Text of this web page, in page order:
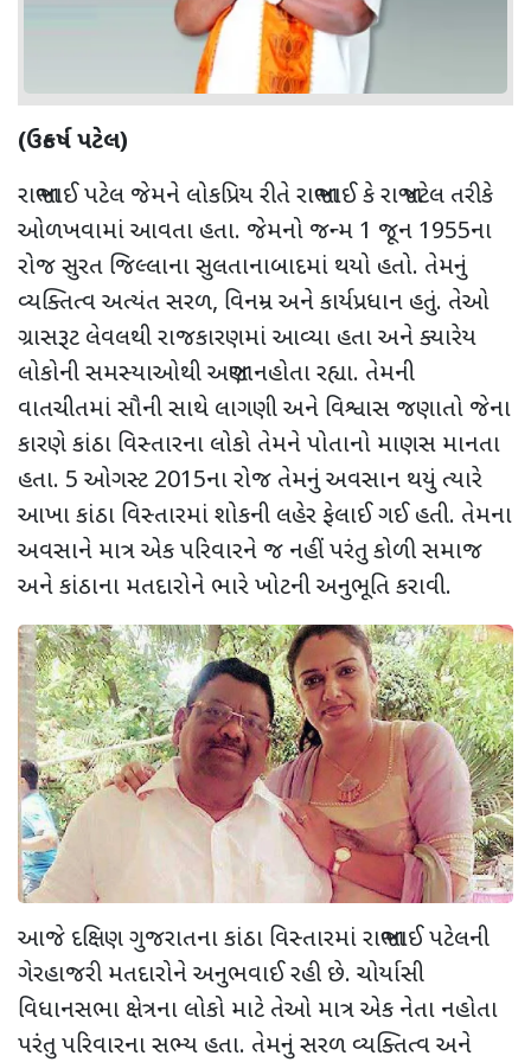
(ઉત્કર્ષ પટેલ)
રાજાભાઈ પટેલ જેમને લોકપ્રિય રીતે રાજાભાઈ કે રાજા પટેલ તરીકે
ઓળખવામાં આવતા હતા. જેમનો જન્મ 1 જૂન 1955ના
રોજ સુરત જિલ્લાના સુલતાનાબાદમાં થયો હતો. તેમનું
વ્યક્તિત્વ અત્યંત સરળ, વિનમ્ર અને કાર્યપ્રધાન હતું. તેઓ
ગ્રાસરૂટ લેવલથી રાજકારણમાં આવ્યા હતા અને ક્યારેય
લોકોની સમસ્યાઓથી અજાણ નહોતા રહ્યા. તેમની
વાતચીતમાં સૌની સાથે લાગણી અને વિશ્વાસ જણાતો જેના
કારણે કાંઠા વિસ્તારના લોકો તેમને પોતાનો માણસ માનતા
હતા. 5 ઓગસ્ટ 2015ના રોજ તેમનું અવસાન થયું ત્યારે
આખા કાંઠા વિસ્તારમાં શોકની લહેર ફેલાઈ ગઈ હતી. તેમના
અવસાને માત્ર એક પરિવારને જ નહીં પરંતુ કોળી સમાજ
અને કાંઠાના મતદારોને ભારે ખોટની અનુભૂતિ કરાવી.
આજે દક્ષિણ ગુજરાતના કાંઠા વિસ્તારમાં રાજાભાઈ પટેલની
ગેરહાજરી મતદારોને અનુભવાઈ રહી છે. ચોર્યાસી
વિધાનસભા ક્ષેત્રના લોકો માટે તેઓ માત્ર એક નેતા નહોતા
પરંતુ પરિવારના સભ્ય હતા. તેમનું સરળ વ્યક્તિત્વ અને